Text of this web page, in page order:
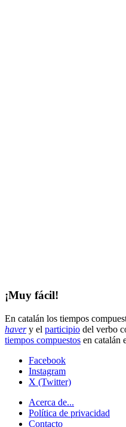
¡Muy fácil!
En catalán los tiempos
havery el participio del verbo
tiempos compuestos en catalán
Facebook
Instagram
X (Twitter)
Acerca de...
Política de privacidad
Contacto